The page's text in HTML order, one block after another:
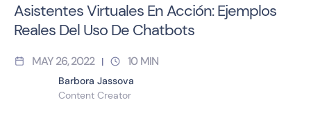
Asistentes Virtuales En Acción: Ejemplos
Reales Del Uso De Chatbots
MAY 26, 2022 | 10 MIN
Barbora Jassova
Content Creator